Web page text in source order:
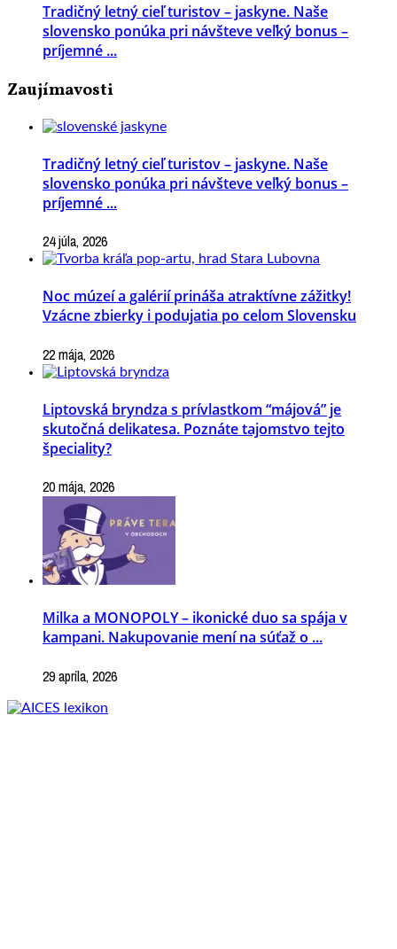
Tradičný letný cieľ turistov – jaskyne. Naše
slovensko ponúka pri návšteve veľký bonus –
príjemné ...
Zaujímavosti
Tradičný letný cieľ turistov – jaskyne. Naše
slovensko ponúka pri návšteve veľký bonus –
príjemné ...
24 júla, 2026
Noc múzeí a galérií prináša atraktívne zážitky!
Vzácne zbierky i podujatia po celom Slovensku
22 mája, 2026
Liptovská bryndza s prívlastkom “májová” je
skutočná delikatesa. Poznáte tajomstvo tejto
špeciality?
20 mája, 2026
Milka a MONOPOLY – ikonické duo sa spája v
kampani. Nakupovanie mení na súťaž o ...
29 apríla, 2026